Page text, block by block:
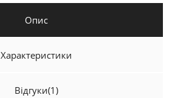
Опис
Характеристики
Відгуки(1)